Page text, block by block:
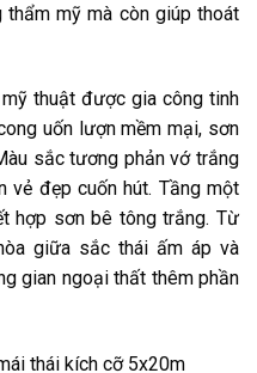
mỹ mà còn giúp thoát
thuật được gia công tinh
uốn lượn mềm mại, sơn
sắc tương phản vớ trắng
vẻ đẹp cuốn hút. Tầng một
hợp sơn bê tông trắng. Từ
giữa sắc thái ấm áp và
gian ngoại thất thêm phần